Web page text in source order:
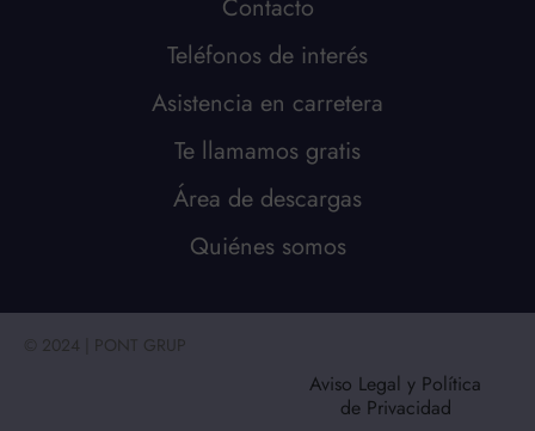
Contacto
Teléfonos de interés
Asistencia en carretera
Te llamamos gratis
Área de descargas
Quiénes somos
© 2024 | PONT GRUP
Aviso Legal y Política
de Privacidad